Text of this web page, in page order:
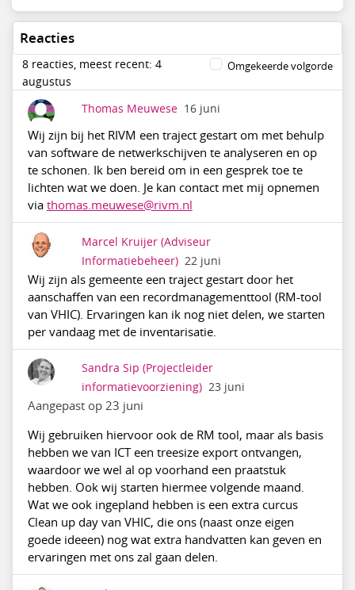
Reacties
8 reacties, meest recent: 4
augustus
Omgekeerde volgorde
Thomas Meuwese 16 juni
Wij zijn bij het RIVM een traject gestart om met behulp
van software de netwerkschijven te analyseren en op
te schonen. Ik ben bereid om in een gesprek toe te
lichten wat we doen. Je kan contact met mij opnemen
via thomas.meuwese@rivm.nl
Marcel Kruijer (Adviseur
Informatiebeheer) 22 juni
Wij zijn als gemeente een traject gestart door het
aanschaffen van een recordmanagementtool (RM-tool
van VHIC). Ervaringen kan ik nog niet delen, we starten
per vandaag met de inventarisatie.
Sandra Sip (Projectleider
informatievoorziening) 23 juni
Aangepast op 23 juni
Wij gebruiken hiervoor ook de RM tool, maar als basis
hebben we van ICT een treesize export ontvangen,
waardoor we wel al op voorhand een praatstuk
hebben. Ook wij starten hiermee volgende maand.
Wat we ook ingepland hebben is een extra curcus
Clean up day van VHIC, die ons (naast onze eigen
goede ideeen) nog wat extra handvatten kan geven en
ervaringen met ons zal gaan delen.